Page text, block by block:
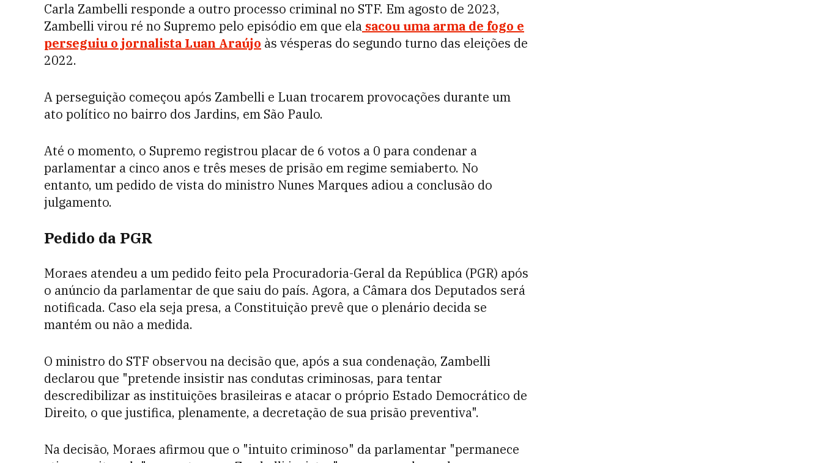
Carla Zambelli responde a outro processo criminal no STF. Em agosto de 2023,
Zambelli virou ré no Supremo pelo episódio em que ela sacou uma arma de fogo e
perseguiu o jornalista Luan Araújo às vésperas do segundo turno das eleições de
2022.
A perseguição começou após Zambelli e Luan trocarem provocações durante um
ato político no bairro dos Jardins, em São Paulo.
Até o momento, o Supremo registrou placar de 6 votos a 0 para condenar a
parlamentar a cinco anos e três meses de prisão em regime semiaberto. No
entanto, um pedido de vista do ministro Nunes Marques adiou a conclusão do
julgamento.
Pedido da PGR
Moraes atendeu a um pedido feito pela Procuradoria-Geral da República (PGR) após
o anúncio da parlamentar de que saiu do país. Agora, a Câmara dos Deputados será
notificada. Caso ela seja presa, a Constituição prevê que o plenário decida se
mantém ou não a medida.
O ministro do STF observou na decisão que, após a sua condenação, Zambelli
declarou que "pretende insistir nas condutas criminosas, para tentar
descredibilizar as instituições brasileiras e atacar o próprio Estado Democrático de
Direito, o que justifica, plenamente, a decretação de sua prisão preventiva".
Na decisão, Moraes afirmou que o "intuito criminoso" da parlamentar "permanece